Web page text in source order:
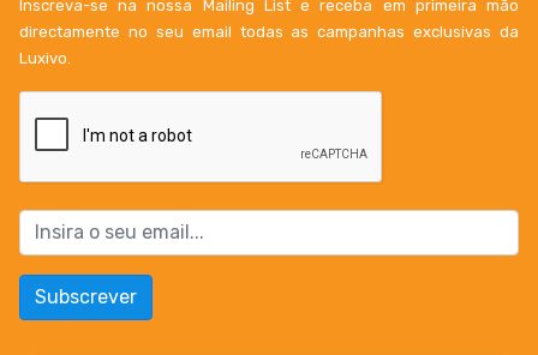
Inscreva-se na nossa Mailing List e receba em primeira mão
directamente no seu email todas as campanhas exclusivas da
Luxivo.
Subscrever